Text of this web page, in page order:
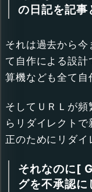
の日記を記事
それは過去から今
て自作による設
算機なども全て自
そしてＵＲＬが
らリダイレクト
正のためにリダイ
それなのに[
グを不承認に